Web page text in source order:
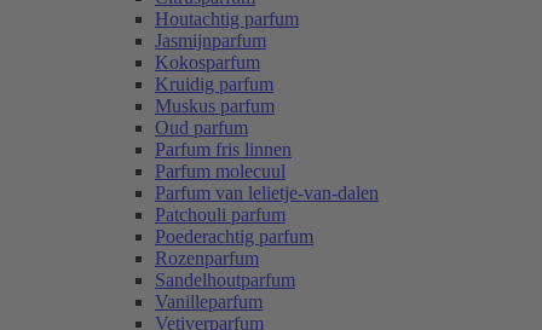
Houtachtig parfum
Jasmijnparfum
Kokosparfum
Kruidig parfum
Muskus parfum
Oud parfum
Parfum fris linnen
Parfum molecuul
Parfum van lelietje-van-dalen
Patchouli parfum
Poederachtig parfum
Rozenparfum
Sandelhoutparfum
Vanilleparfum
Vetiverparfum